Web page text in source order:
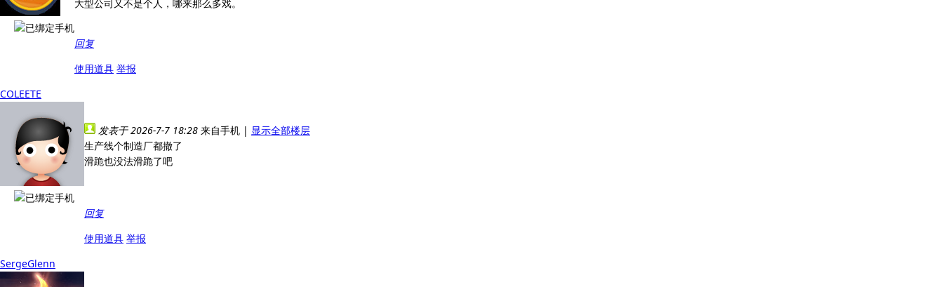
大型公司又不是个人，哪来那么多戏。
回复
使用道具 举报
COLEETE
发表于 2026-7-7 18:28 来自手机 | 显示全部楼层
生产线个制造厂都撤了
滑跪也没法滑跪了吧
回复
使用道具 举报
SergeGlenn